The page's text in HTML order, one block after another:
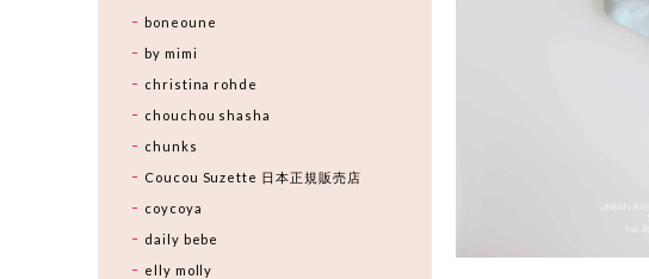
boneoune
by mimi
christina rohde
chouchou shasha
chunks
Coucou Suzette 日本正規販売店
coycoya
daily bebe
elly molly